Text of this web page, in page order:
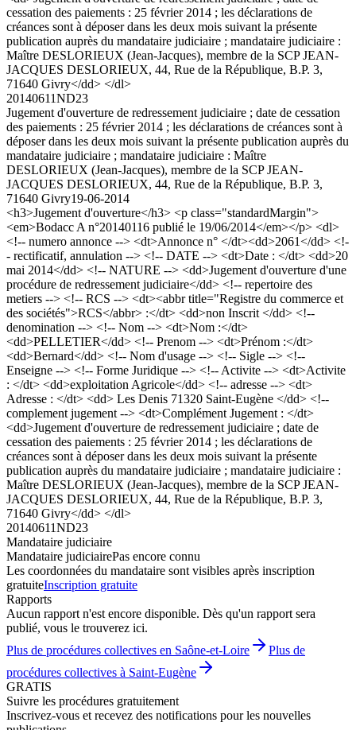
cessation des paiements : 25 février 2014 ; les déclarations de
créances sont à déposer dans les deux mois suivant la présente
publication auprès du mandataire judiciaire ; mandataire judiciaire :
Maître DESLORIEUX (Jean-Jacques), membre de la SCP JEAN-
JACQUES DESLORIEUX, 44, Rue de la République, B.P. 3,
71640 Givry</dd> </dl>
20140611ND23
Jugement d'ouverture de redressement judiciaire ; date de cessation
des paiements : 25 février 2014 ; les déclarations de créances sont à
déposer dans les deux mois suivant la présente publication auprès du
mandataire judiciaire ; mandataire judiciaire : Maître
DESLORIEUX (Jean-Jacques), membre de la SCP JEAN-
JACQUES DESLORIEUX, 44, Rue de la République, B.P. 3,
71640 Givry19-06-2014
<h3>Jugement d'ouverture</h3> <p class="standardMargin">
<em>Bodacc A n°20140116 publié le 19/06/2014</em></p> <dl>
<!-- numero annonce --> <dt>Annonce n° </dt><dd>2061</dd> <!-
- rectificatif, annulation --> <!-- DATE --> <dt>Date : </dt> <dd>20
mai 2014</dd> <!-- NATURE --> <dd>Jugement d'ouverture d'une
procédure de redressement judiciaire</dd> <!-- repertoire des
metiers --> <!-- RCS --> <dt><abbr title="Registre du commerce et
des sociétés">RCS</abbr> :</dt> <dd>non Inscrit </dd> <!--
denomination --> <!-- Nom --> <dt>Nom :</dt>
<dd>PELLETIER</dd> <!-- Prenom --> <dt>Prénom :</dt>
<dd>Bernard</dd> <!-- Nom d'usage --> <!-- Sigle --> <!--
Enseigne --> <!-- Forme Juridique --> <!-- Activite --> <dt>Activite
: </dt> <dd>exploitation Agricole</dd> <!-- adresse --> <dt>
Adresse : </dt> <dd> Les Denis 71320 Saint-Eugène </dd> <!--
complement jugement --> <dt>Complément Jugement : </dt>
<dd>Jugement d'ouverture de redressement judiciaire ; date de
cessation des paiements : 25 février 2014 ; les déclarations de
créances sont à déposer dans les deux mois suivant la présente
publication auprès du mandataire judiciaire ; mandataire judiciaire :
Maître DESLORIEUX (Jean-Jacques), membre de la SCP JEAN-
JACQUES DESLORIEUX, 44, Rue de la République, B.P. 3,
71640 Givry</dd> </dl>
20140611ND23
Mandataire judiciaire
Mandataire judiciairePas encore connu
Les coordonnées du mandataire sont visibles après inscription
gratuiteInscription gratuite
Rapports
Aucun rapport n'est encore disponible. Dès qu'un rapport sera
publié, vous le trouverez ici.
Plus de procédures collectives en Saône-et-Loire
Plus de
procédures collectives à Saint-Eugène
GRATIS
Suivre les procédures gratuitement
Inscrivez-vous et recevez des notifications pour les nouvelles